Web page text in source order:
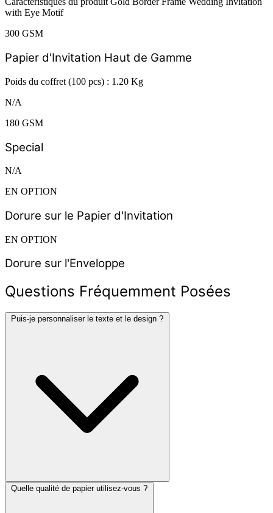
with Eye Motif
300 GSM
Papier d'Invitation Haut de Gamme
Poids du coffret (100 pcs) : 1.20 Kg
N/A
180 GSM
Special
N/A
EN OPTION
Dorure sur le Papier d'Invitation
EN OPTION
Dorure sur l'Enveloppe
Questions Fréquemment Posées
Puis-je personnaliser le texte et le design ?
Quelle qualité de papier utilisez-vous ?